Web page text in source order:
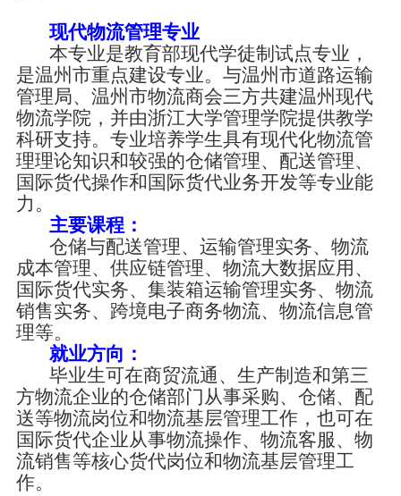
现代物流管理专业
本专业是教育部现代学徒制试点专业，
是温州市重点建设专业。与温州市道路运输
管理局、温州市物流商会三方共建温州现代
物流学院，并由浙江大学管理学院提供教学
科研支持。专业培养学生具有现代化物流管
理理论知识和较强的仓储管理、配送管理、
国际货代操作和国际货代业务开发等专业能
力。
主要课程：
仓储与配送管理、运输管理实务、物流
成本管理、供应链管理、物流大数据应用、
国际货代实务、集装箱运输管理实务、物流
销售实务、跨境电子商务物流、物流信息管
理等。
就业方向：
毕业生可在商贸流通、生产制造和第三
方物流企业的仓储部门从事采购、仓储、配
送等物流岗位和物流基层管理工作，也可在
国际货代企业从事物流操作、物流客服、物
流销售等核心货代岗位和物流基层管理工
作。